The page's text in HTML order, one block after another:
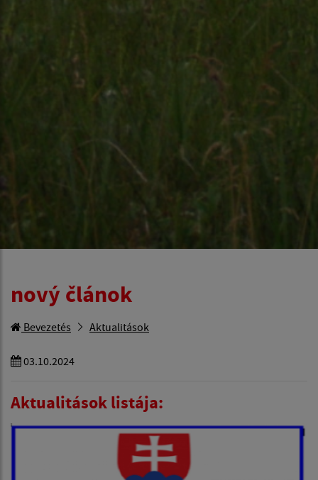
nový článok
Bevezetés Aktualitások
03.10.2024
Aktualitások listája: